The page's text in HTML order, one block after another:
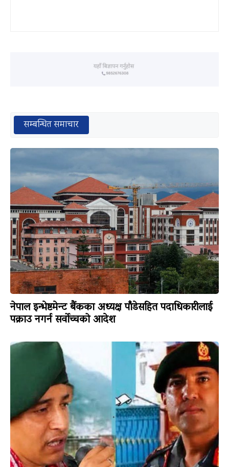
सम्बन्धित समाचार
नेपाल इन्भेष्टमेन्ट बैंकका अध्यक्ष पाँडेसहित पदाधिकारीलाई
पक्राउ नगर्न सर्वोच्चको आदेश